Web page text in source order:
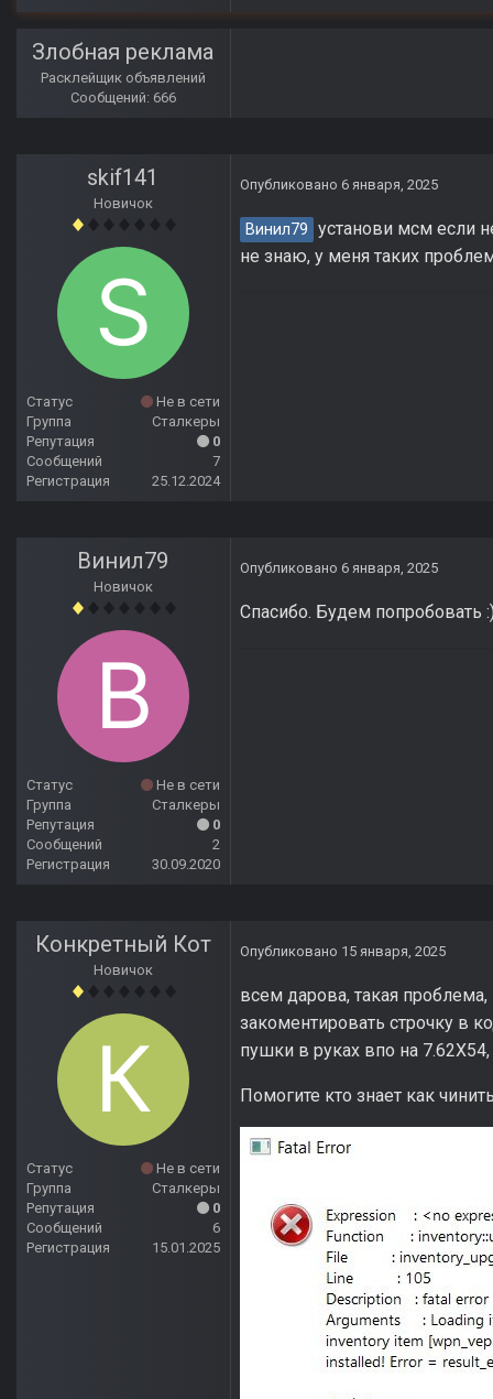
Злобная реклама
Расклейщик объявлений
Сообщений: 666
skif141
Новичок
Статус
Не в сети
Группа
Сталкеры
Репутация
0
Сообщений
7
Регистрация
25.12.2024
Опубликовано 6 января, 2025
Винил79 установи мсм если
не знаю, у меня таких
Винил79
Новичок
Статус
Не в сети
Группа
Сталкеры
Репутация
0
Сообщений
2
Регистрация
30.09.2020
Опубликовано 6 января, 2025
Спасибо. Будем попробовать
Конкретный Кот
Новичок
Статус
Не в сети
Группа
Сталкеры
Репутация
0
Сообщений
6
Регистрация
15.01.2025
Опубликовано 15 января, 2025
всем дарова, такая
закоментировать строчку в
пушки в руках впо на
Помогите кто знает как